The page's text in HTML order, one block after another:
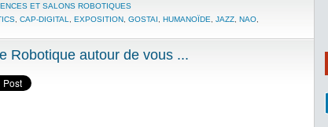
ET SALONS ROBOTIQUES
CAP-DIGITAL EXPOSITION GOSTAI HUMANOÏDE JAZZ NAO
Robotique autour de vous ...